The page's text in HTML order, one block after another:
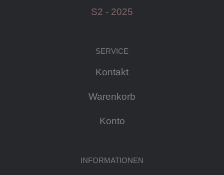
S2 - 2025
SERVICE
Kontakt
Warenkorb
Konto
INFORMATIONEN